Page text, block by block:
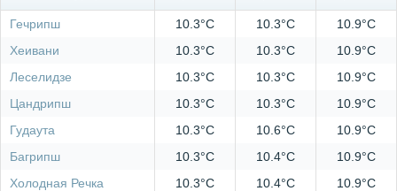
Гечрипш 10.3°C 10.3°C
10.9°C
Хеивани
10.3°C 10.3°C
10.9°C
Леселидзе
10.3°C 10.3°C
10.9°C
Цандрипш
10.3°C 10.3°C
10.9°C
Гудаута
10.3°C 10.6°C
10.9°C
Багрипш
10.3°C 10.4°C
10.9°C
Холодная Речка
10.3°C 10.4°C
10.9°C